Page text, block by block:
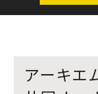
アーキエ